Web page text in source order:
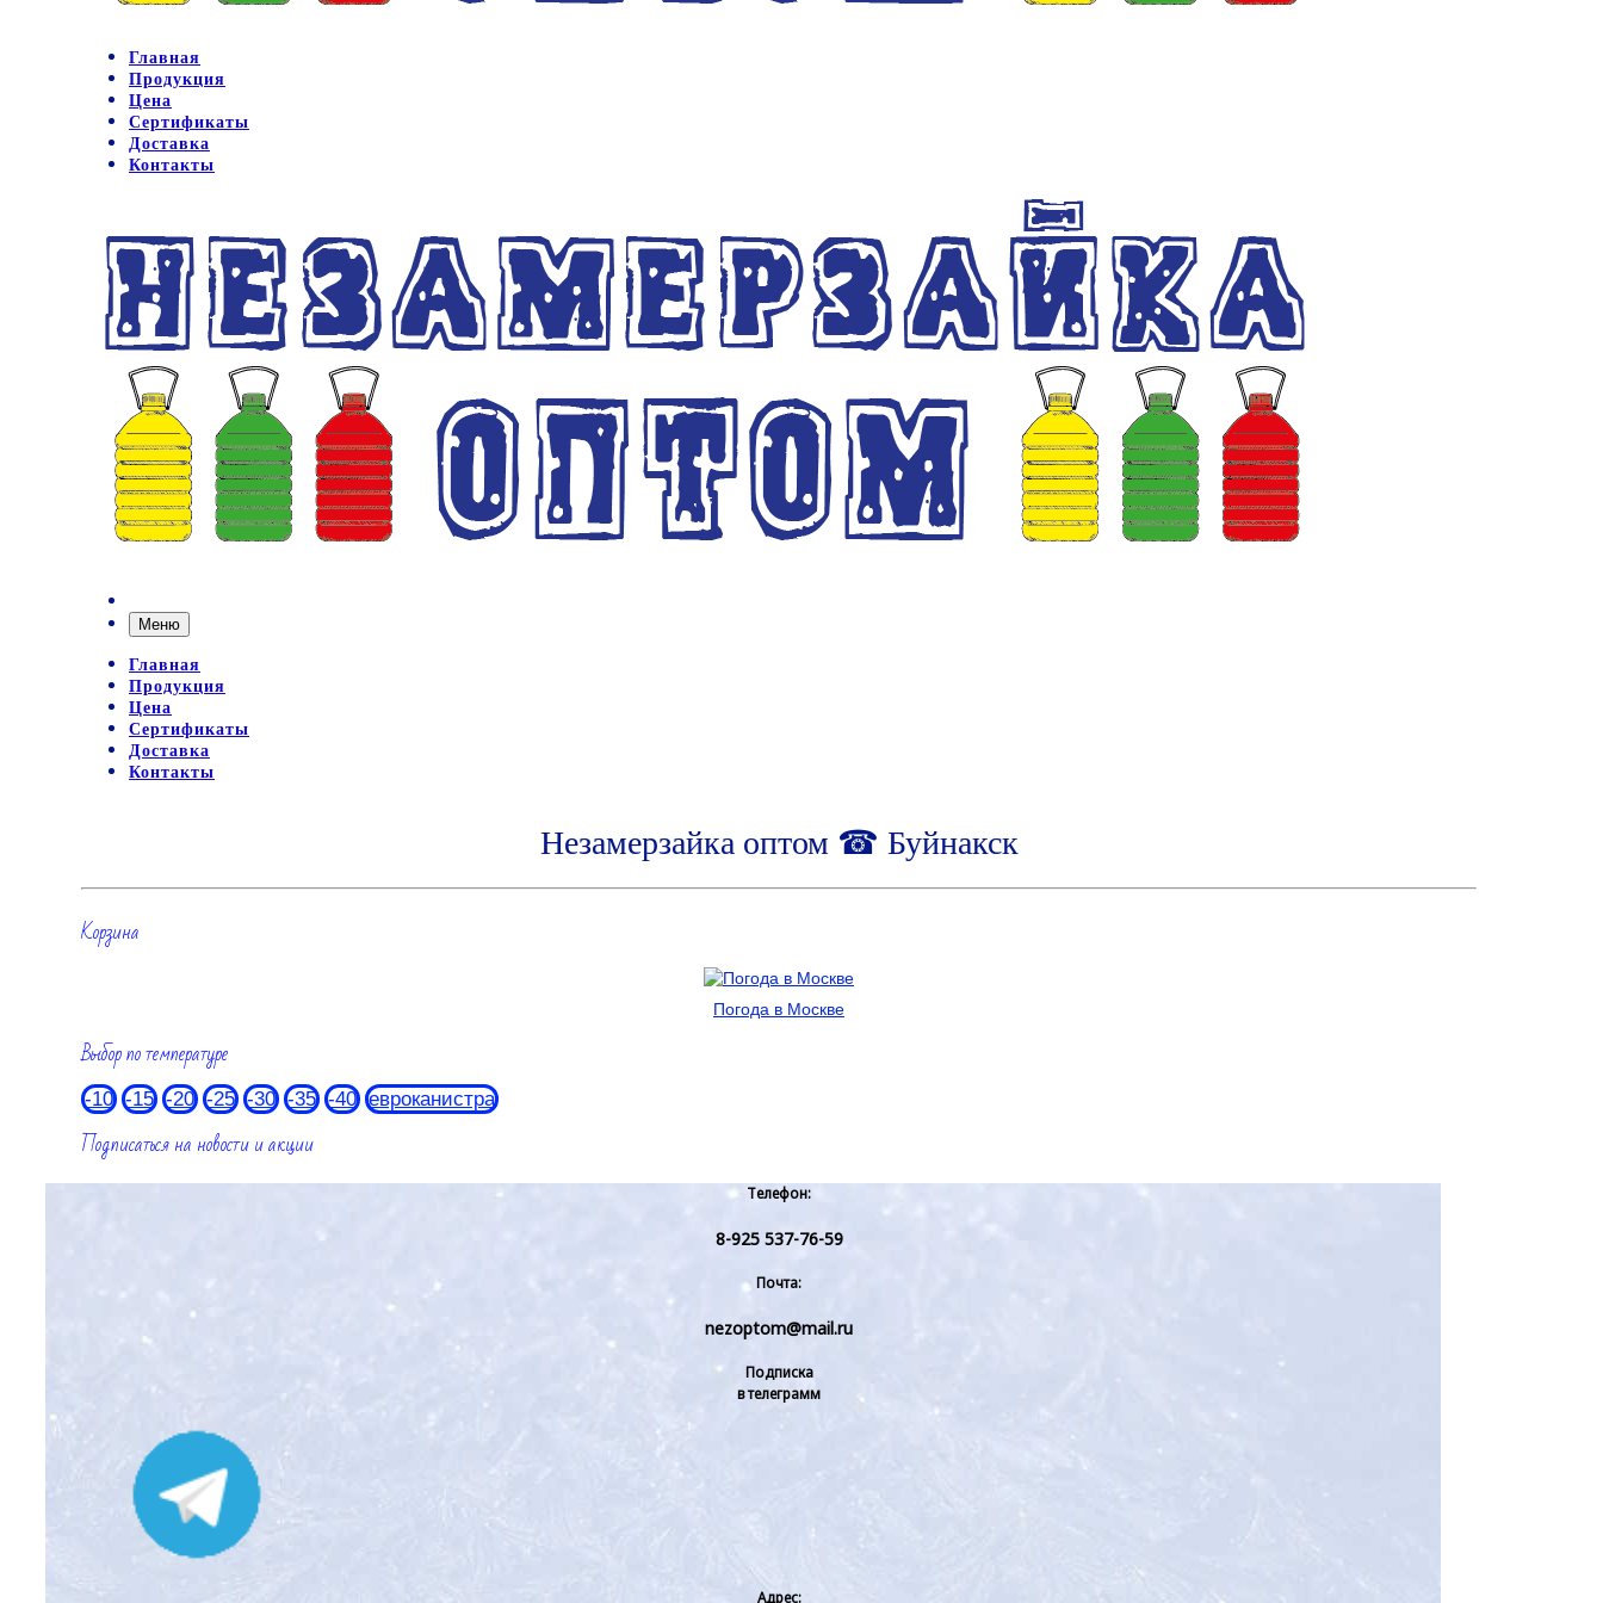
Главная
Продукция
Цена
Сертификаты
Доставка
Контакты
Меню
Главная
Продукция
Цена
Сертификаты
Доставка
Контакты
Незамерзайка оптом ☎ Буйнакск
Корзина
Погода в Москве
Выбор по температуре
-10 -15 -20 -25 -30 -35 -40 евроканистра
Подписаться на новости и акции
Телефон:
8-925 537-76-59
Почта:
nezoptom@mail.ru
Подписка
в телеграмм
Адрес: